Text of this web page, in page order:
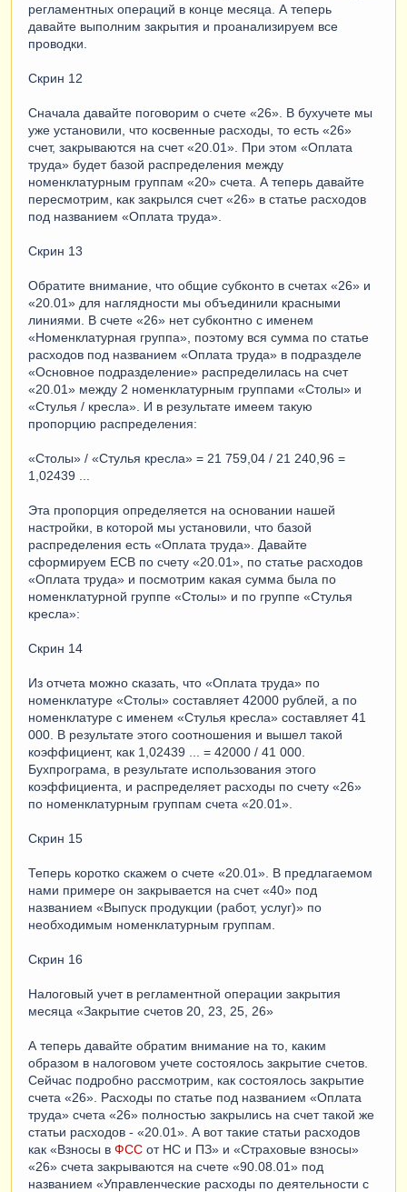
регламентных операций в конце месяца. А теперь
давайте выполним закрытия и проанализируем все
проводки.
Скрин 12
Сначала давайте поговорим о счете «26». В бухучете мы
уже установили, что косвенные расходы, то есть «26»
счет, закрываются на счет «20.01». При этом «Оплата
труда» будет базой распределения между
номенклатурным группам «20» счета. А теперь давайте
пересмотрим, как закрылся счет «26» в статье расходов
под названием «Оплата труда».
Скрин 13
Обратите внимание, что общие субконто в счетах «26» и
«20.01» для наглядности мы объединили красными
линиями. В счете «26» нет субконтно с именем
«Номенклатурная группа», поэтому вся сумма по статье
расходов под названием «Оплата труда» в подразделе
«Основное подразделение» распределилась на счет
«20.01» между 2 номенклатурным группами «Столы» и
«Стулья / кресла». И в результате имеем такую
пропорцию распределения:
«Столы» / «Стулья кресла» = 21 759,04 / 21 240,96 =
1,02439 ...
Эта пропорция определяется на основании нашей
настройки, в которой мы установили, что базой
распределения есть «Оплата труда». Давайте
сформируем ЕСВ по счету «20.01», по статье расходов
«Оплата труда» и посмотрим какая сумма была по
номенклатурной группе «Столы» и по группе «Стулья
кресла»:
Скрин 14
Из отчета можно сказать, что «Оплата труда» по
номенклатуре «Столы» составляет 42000 рублей, а по
номенклатуре с именем «Стулья кресла» составляет 41
000. В результате этого соотношения и вышел такой
коэффициент, как 1,02439 ... = 42000 / 41 000.
Бухпрограма, в результате использования этого
коэффициента, и распределяет расходы по счету «26»
по номенклатурным группам счета «20.01».
Скрин 15
Теперь коротко скажем о счете «20.01». В предлагаемом
нами примере он закрывается на счет «40» под
названием «Выпуск продукции (работ, услуг)» по
необходимым номенклатурным группам.
Скрин 16
Налоговый учет в регламентной операции закрытия
месяца «Закрытие счетов 20, 23, 25, 26»
А теперь давайте обратим внимание на то, каким
образом в налоговом учете состоялось закрытие счетов.
Сейчас подробно рассмотрим, как состоялось закрытие
счета «26». Расходы по статье под названием «Оплата
труда» счета «26» полностью закрылись на счет такой же
статьи расходов - «20.01». А вот такие статьи расходов
как «Взносы в ФСС от НС и ПЗ» и «Страховые взносы»
«26» счета закрываются на счете «90.08.01» под
названием «Управленческие расходы по деятельности с